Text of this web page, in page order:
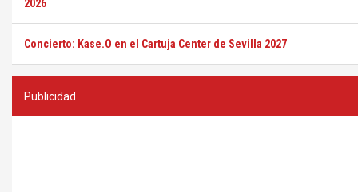
2026
Concierto: Kase.O en el Cartuja Center de Sevilla 2027
Publicidad